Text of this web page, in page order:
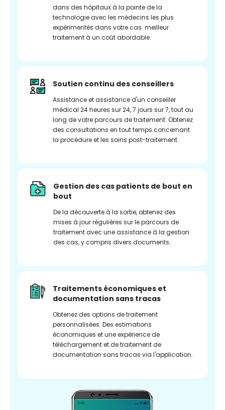
dans des hôpitaux à la pointe de la
technologie avec les médecins les plus
expérimentés dans votre cas. meilleur
traitement à un coût abordable.
Soutien continu des conseillers
Assistance et assistance d'un conseiller
médical 24 heures sur 24, 7 jours sur 7, tout au
long de votre parcours de traitement. Obtenez
des consultations en tout temps concernant
la procédure et les soins post-traitement.
Gestion des cas patients de bout en
bout
De la découverte à la sortie, obtenez des
mises à jour régulières sur le parcours de
traitement avec une assistance à la gestion
des cas, y compris divers documents.
Traitements économiques et
documentation sans tracas
Obtenez des options de traitement
personnalisées. Des estimations
économiques et une expérience de
téléchargement et de traitement de
documentation sans tracas via l'application.